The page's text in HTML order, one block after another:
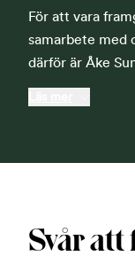
För att vara
samarbete med
därför är Åke
Svår att